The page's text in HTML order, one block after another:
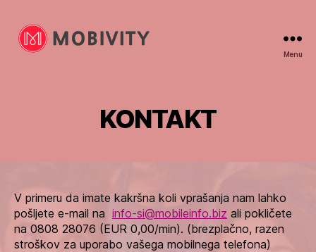
Menu
KONTAKT
V primeru da imate kakršna koli vprašanja nam lahko
pošljete e-mail na info-si@mobileinfo.biz ali pokličete
na 0808 28076 (EUR 0,00/min). (brezplačno, razen
stroškov za uporabo vašega mobilnega telefona)